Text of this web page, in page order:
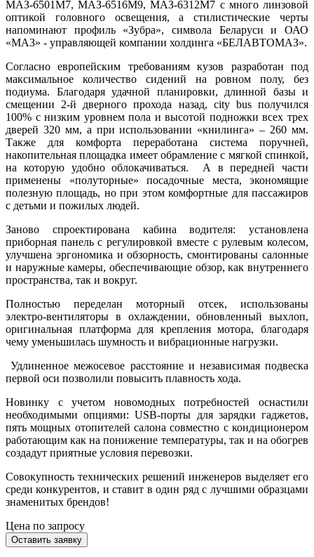
МАЗ-6501M7, МАЗ-6516M9, МАЗ-6312M7 с много линзовой
оптикой головного освещения, а стилистические черты
напоминают профиль «Зубра», символа Беларуси и ОАО
«МАЗ» - управляющей компании холдинга «БЕЛАВТОМАЗ».
Согласно европейским требованиям кузов разработан под
максимальное количество сидений на ровном полу, без
подиума. Благодаря удачной планировки, длинной базы и
смещении 2-й дверного прохода назад, city bus получился
100% с низким уровнем пола и высотой подножки всех трех
дверей 320 мм, а при использовании «книлинга» – 260 мм.
Также для комфорта переработана система поручней,
накопительная площадка имеет обрамление с мягкой спинкой,
на которую удобно облокачиваться. А в передней части
применены «полуторные» посадочные места, экономящие
полезную площадь, но при этом комфортные для пассажиров
с детьми и пожилых людей.
Заново спроектирована кабина водителя: установлена
приборная панель с регулировкой вместе с рулевым колесом,
улучшена эргономика и обзорность, смонтированы салонные
и наружные камеры, обеспечивающие обзор, как внутреннего
пространства, так и вокруг.
Полностью переделан моторный отсек, использованы
электро-вентиляторы в охлаждении, обновленный выхлоп,
оригинальная платформа для крепления мотора, благодаря
чему уменьшилась шумность и вибрационные нагрузки.
Удлиненное межосевое расстояние и независимая подвеска
первой оси позволили повысить плавность хода.
Новинку с учетом новомодных потребностей оснастили
необходимыми опциями: USB-порты для зарядки гаджетов,
пять мощных отопителей салона совместно с кондиционером
работающим как на понижение температуры, так и на обогрев
создадут приятные условия перевозки.
Совокупность технических решений инженеров выделяет его
среди конкурентов, и ставит в один ряд с лучшими образцами
знаменитых брендов!
Цена по запросу
Оставить заявку